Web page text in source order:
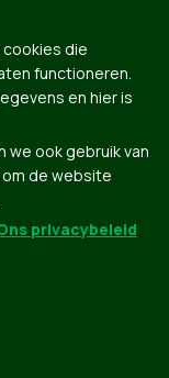
die
functioneren.
en hier is
ook gebruik van
de website
privacybeleid